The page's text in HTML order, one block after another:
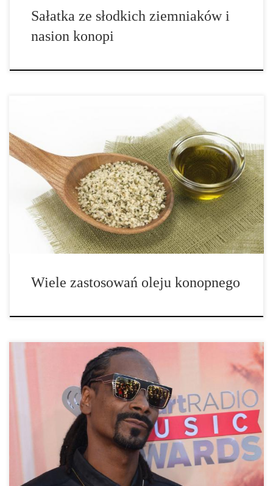
Sałatka ze słodkich ziemniaków i
nasion konopi
Od mydła i oleju spożywczego, poprzez plastik, paliwa i farby,
olej konopny oferuje szeroki zakres codziennych zastosowań.
Poniżej mały przewodnik po najbardziej podstawowych z nich.
Pamiętaj, że zastosowania te odnoszą się do oleju wykonanego z
konopi oraz nasion konopi, a […]
Wiele zastosowań oleju konopnego
Firma rapera dołączyła do grona przedsiębiorstw inwestujących w
start-upy i wsparła nowy start-up konopny, Eaze, o 10 milionów
dolarów, co nie jest tak wielkim zaskoczeniem. Zaskoczenie,
bynajmniej, leży w samym start-upie, który jest pierwszym w
swoim rodzaju, który przyciąga takie […]